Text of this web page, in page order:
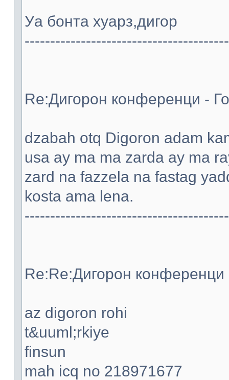
Уа бонта хуарз,дигор
Re:Дигорон конференци -
dzabah otq Digoron adam
usa ay ma ma zarda ay ma
zard na fazzela na fastag
kosta ama lena.
Re:Re:Дигорон
az digoron rohi
t&uuml;rkiye
finsun
mah icq no 218971677